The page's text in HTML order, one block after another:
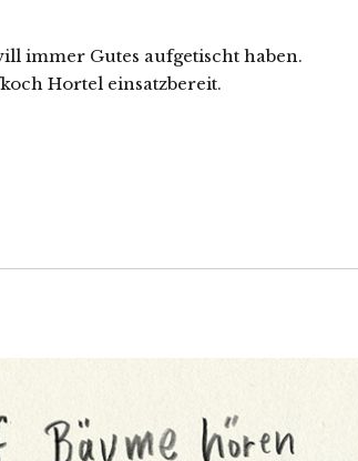
immer Gutes aufgetischt haben.
Hortel einsatzbereit.